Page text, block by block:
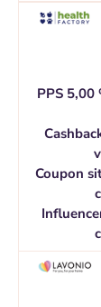
PPS
Coupon